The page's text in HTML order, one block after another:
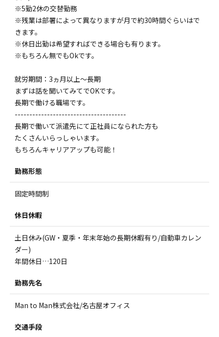
※5勤2休の交替勤務
※残業は部署によって異なりますが月で約30時間ぐらいはで
きます。
※休日出勤は希望すればできる場合も有ります。
※もちろん無でもOkです。
就労期間：3ヵ月以上～長期
まずは話を聞いてみてでOKです。
長期で働ける職場です。
--------------------------------------
長期で働いて派遣先にて正社員になられた方も
たくさんいらっしゃいます。
もちろんキャリアアップも可能！
勤務形態
固定時間制
休日休暇
土日休み(GW・夏季・年末年始の長期休暇有り/自動車カレン
ダー)
年間休日…120日
勤務先名
Man to Man株式会社/名古屋オフィス
交通手段